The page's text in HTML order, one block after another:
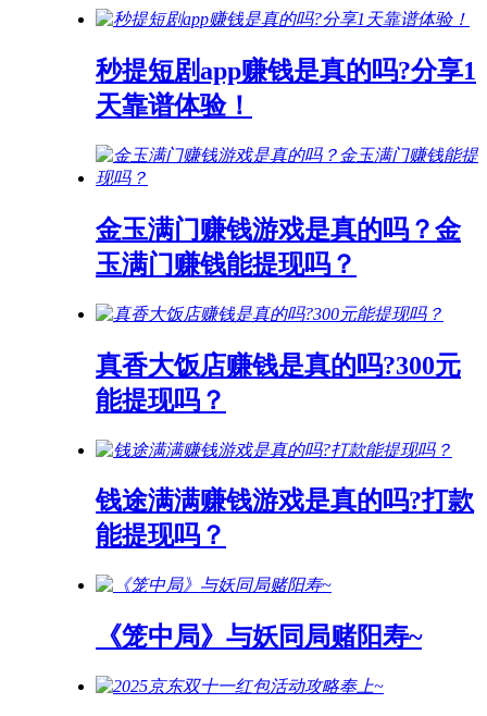
秒提短剧app赚钱是真的吗?分享1
天靠谱体验！
金玉满门赚钱游戏是真的吗？金
玉满门赚钱能提现吗？
真香大饭店赚钱是真的吗?300元
能提现吗？
钱途满满赚钱游戏是真的吗?打款
能提现吗？
《笼中局》与妖同局赌阳寿~